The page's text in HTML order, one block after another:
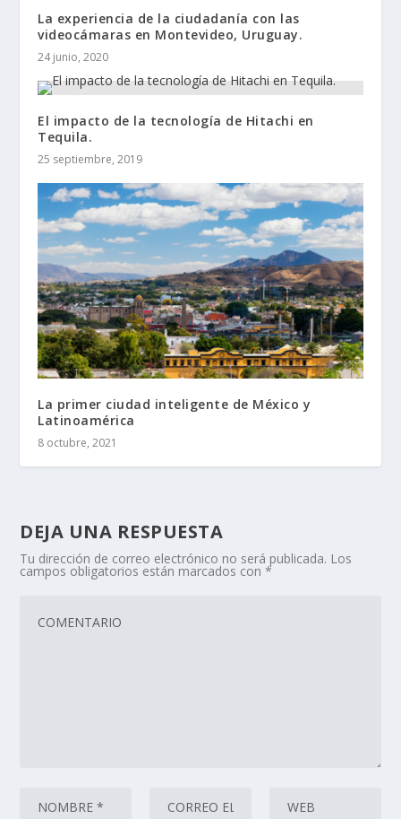
La experiencia de la ciudadanía con las
videocámaras en Montevideo, Uruguay.
24 junio, 2020
El impacto de la tecnología de Hitachi en
Tequila.
25 septiembre, 2019
La primer ciudad inteligente de México y
Latinoamérica
8 octubre, 2021
DEJA UNA RESPUESTA
Tu dirección de correo electrónico no será publicada. Los
campos obligatorios están marcados con*